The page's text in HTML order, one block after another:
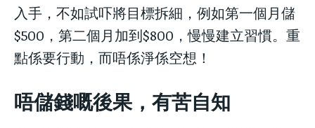
入手，不如試吓將目標拆細，例如第一個月儲
$500，第二個月加到$800，慢慢建立習慣。重
點係要行動，而唔係淨係空想！
唔儲錢嘅後果，有苦自知